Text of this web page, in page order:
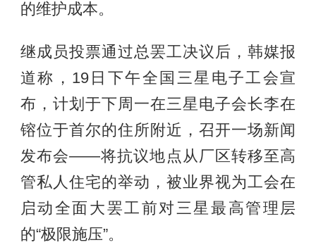
的维护成本。
继成员投票通过总罢工决议后，韩媒报
道称，19日下午全国三星电子工会宣
布，计划于下周一在三星电子会长李在
镕位于首尔的住所附近，召开一场新闻
发布会——将抗议地点从厂区转移至高
管私人住宅的举动，被业界视为工会在
启动全面大罢工前对三星最高管理层
的“极限施压”。